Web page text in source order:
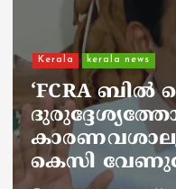
Kerala kerala news
ജനകീയ
നഴ്സിന്
അണലിയുടെ
ഡ്യൂട്ടിക്കിടെ